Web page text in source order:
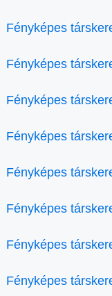
Fényképes
Fényképes
Fényképes
Fényképes
Fényképes
Fényképes
Fényképes
Fényképes